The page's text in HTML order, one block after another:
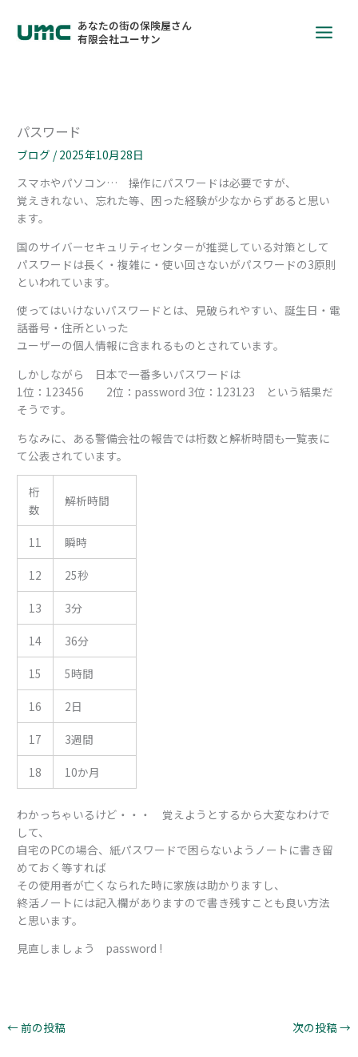
あなたの街の保険屋さん
有限会社ユーサン
パスワード
ブログ / 2025年10月28日
スマホやパソコン… 操作にパスワードは必要ですが、
覚えきれない、忘れた等、困った経験が少なからずあると思い
ます。
国のサイバーセキュリティセンターが推奨している対策として
パスワードは長く・複雑に・使い回さないがパスワードの3原則
といわれています。
使ってはいけないパスワードとは、見破られやすい、誕生日・電
話番号・住所といった
ユーザーの個人情報に含まれるものとされています。
しかしながら 日本で一番多いパスワードは
1位：123456 2位：password 3位：123123 という結果だ
そうです。
ちなみに、ある警備会社の報告では桁数と解析時間も一覧表に
て公表されています。
桁
数
解析時間
11 瞬時
12 25秒
13 3分
14 36分
15 5時間
16 2日
17 3週間
18 10か月
わかっちゃいるけど・・・ 覚えようとするから大変なわけで
して、
自宅のPCの場合、紙パスワードで困らないようノートに書き留
めておく等すれば
その使用者が亡くなられた時に家族は助かりますし、
終活ノートには記入欄がありますので書き残すことも良い方法
と思います。
見直しましょう password !
←前の投稿 次の投稿 →